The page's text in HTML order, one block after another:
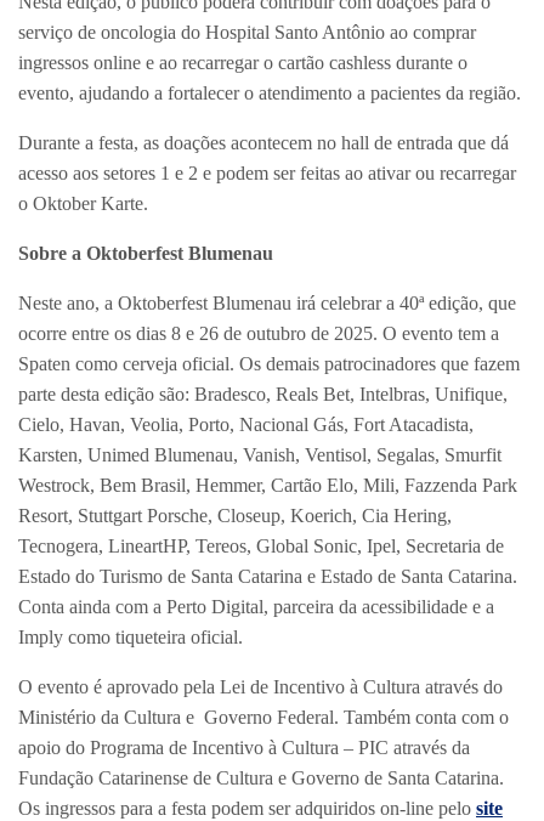
serviço de oncologia do Hospital Santo Antônio ao comprar
ingressos online e ao recarregar o cartão cashless durante o
evento, ajudando a fortalecer o atendimento a pacientes da região.
Durante a festa, as doações acontecem no hall de entrada que dá
acesso aos setores 1 e 2 e podem ser feitas ao ativar ou recarregar
o Oktober Karte.
Sobre a Oktoberfest Blumenau
Neste ano, a Oktoberfest Blumenau irá celebrar a 40ª edição, que
ocorre entre os dias 8 e 26 de outubro de 2025. O evento tem a
Spaten como cerveja oficial. Os demais patrocinadores que fazem
parte desta edição são: Bradesco, Reals Bet, Intelbras, Unifique,
Cielo, Havan, Veolia, Porto, Nacional Gás, Fort Atacadista,
Karsten, Unimed Blumenau, Vanish, Ventisol, Segalas, Smurfit
Westrock, Bem Brasil, Hemmer, Cartão Elo, Mili, Fazzenda Park
Resort, Stuttgart Porsche, Closeup, Koerich, Cia Hering,
Tecnogera, LineartHP, Tereos, Global Sonic, Ipel, Secretaria de
Estado do Turismo de Santa Catarina e Estado de Santa Catarina.
Conta ainda com a Perto Digital, parceira da acessibilidade e a
Imply como tiqueteira oficial.
O evento é aprovado pela Lei de Incentivo à Cultura através do
Ministério da Cultura e Governo Federal. Também conta com o
apoio do Programa de Incentivo à Cultura – PIC através da
Fundação Catarinense de Cultura e Governo de Santa Catarina.
Os ingressos para a festa podem ser adquiridos on-line pelo site